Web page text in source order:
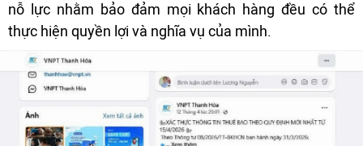
nỗ lực nhằm bảo đảm mọi khách hàng đều có thể
thực hiện quyền lợi và nghĩa vụ của mình.